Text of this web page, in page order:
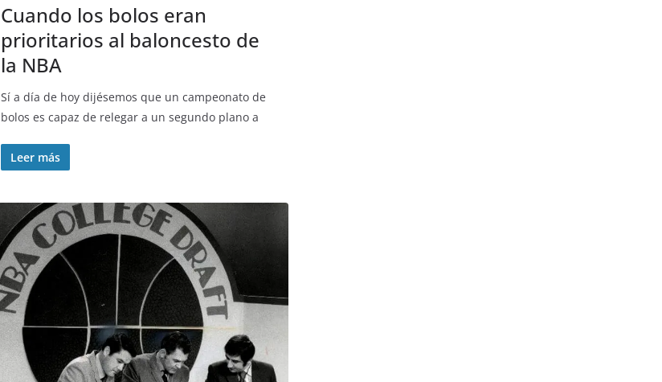
Cuando los bolos eran
prioritarios al baloncesto de
la NBA
Sí a día de hoy dijésemos que un campeonato de
bolos es capaz de relegar a un segundo plano a
Leer más